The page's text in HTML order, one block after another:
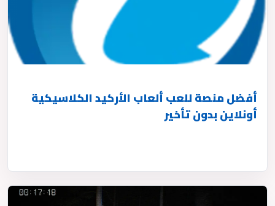
أفضل منصة للعب ألعاب الأركيد الكلاسيكية
أونلاين بدون تأخير